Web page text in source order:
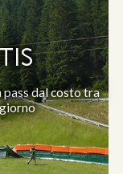
pass dal costo tra